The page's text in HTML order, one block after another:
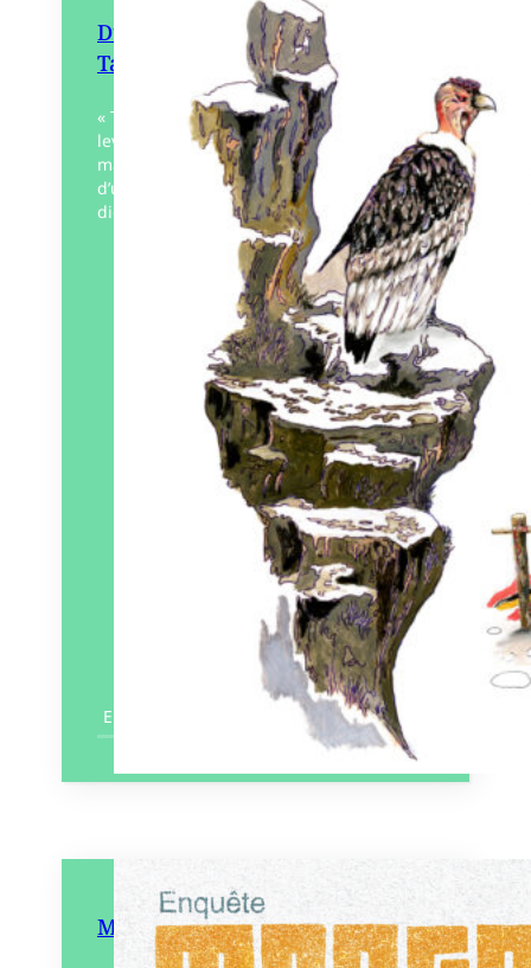
Du Machu Pichu à Nazca –
Tableaux du Pérou
« Tout s’anime, s’accélère. Le rideau s’est
levé, la lumière dévoile et sculpte un pic
majestueux pareil au gardien hiératique
d’un lieu sacré. Pour toi, Machu pichu, les
dieux…
Artisans-Voyageurs
21/09/2023
En savoir plus
Manger en 2050